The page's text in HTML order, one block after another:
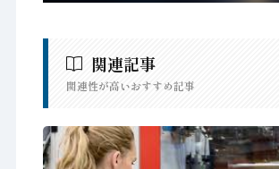
関連記事
関連性が高いおすすめ記事